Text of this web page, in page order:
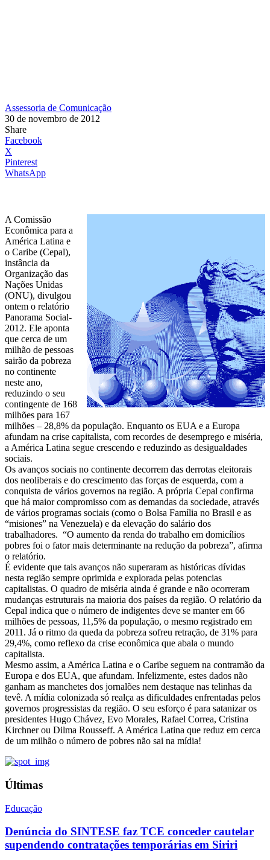
Assessoria de Comunicação
30 de novembro de 2012
Share
Facebook
X
Pinterest
WhatsApp
A Comissão
Econômica para a
América Latina e
o Caribe (Cepal),
instância da
Organização das
Nações Unidas
(ONU), divulgou
ontem o relatório
Panorama Social-
2012. Ele aponta
que cerca de um
milhão de pessoas
sairão da pobreza
no continente
neste ano,
reduzindo o seu
contingente de 168
milhões para 167
milhões – 28,8% da população. Enquanto os EUA e a Europa
afundam na crise capitalista, com recordes de desemprego e miséria,
a América Latina segue crescendo e reduzindo as desigualdades
sociais.
Os avanços sociais no continente decorrem das derrotas eleitorais
dos neoliberais e do crescimento das forças de esquerda, com a
conquista de vários governos na região. A própria Cepal confirma
que há maior compromisso com as demandas da sociedade, através
de vários programas sociais (como o Bolsa Família no Brasil e as
“misiones” na Venezuela) e da elevação do salário dos
trabalhadores. “O aumento da renda do trabalho em domicílios
pobres foi o fator mais determinante na redução da pobreza”, afirma
o relatório.
É evidente que tais avanços não superaram as históricas dívidas
nesta região sempre oprimida e explorada pelas potencias
capitalistas. O quadro de miséria ainda é grande e não ocorreram
mudanças estruturais na maioria dos países da região. O relatório da
Cepal indica que o número de indigentes deve se manter em 66
milhões de pessoas, 11,5% da população, o mesmo registrado em
2011. Já o ritmo da queda da pobreza sofreu retração, de 31% para
29,4%, como reflexo da crise econômica que abala o mundo
capitalista.
Mesmo assim, a América Latina e o Caribe seguem na contramão da
Europa e dos EUA, que afundam. Infelizmente, estes dados não
ganham as manchetes dos jornalões nem destaque nas telinhas da
tevê. A mídia colonizada só realça as dificuldades enfrentadas pelos
governos progressistas da região. O seu esforço é para satanizar os
presidentes Hugo Chávez, Evo Morales, Rafael Correa, Cristina
Kirchner ou Dilma Rousseff. A América Latina que reduz em cerca
de um milhão o número de pobres não sai na mídia!
Últimas
Educação
Denúncia do SINTESE faz TCE conceder cautelar
supendendo contratações temporárias em Siriri